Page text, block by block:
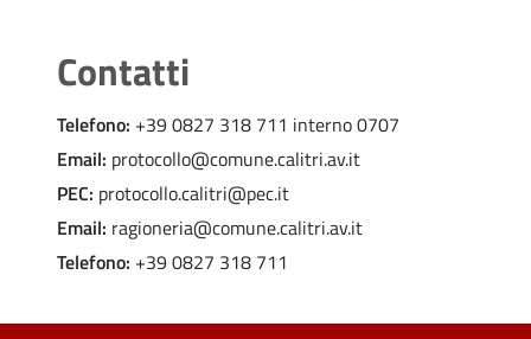
Contatti
Telefono: +39 0827 318 711 interno 0707
Email: protocollo@comune.calitri.av.it
PEC: protocollo.calitri@pec.it
Email: ragioneria@comune.calitri.av.it
Telefono: +39 0827 318 711